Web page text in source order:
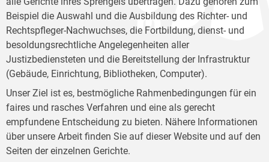
Beispiel die Auswahl und die Ausbildung des Richter- und
Rechtspfleger-Nachwuchses, die Fortbildung, dienst- und
besoldungsrechtliche Angelegenheiten aller
Justizbediensteten und die Bereitstellung der Infrastruktur
(Gebäude, Einrichtung, Bibliotheken, Computer).
Unser Ziel ist es, bestmögliche Rahmenbedingungen für ein
faires und rasches Verfahren und eine als gerecht
empfundene Entscheidung zu bieten. Nähere Informationen
über unsere Arbeit finden Sie auf dieser Website und auf den
Seiten der einzelnen Gerichte.